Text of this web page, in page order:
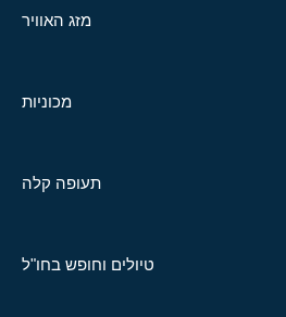
מזג האוויר
מכוניות
תעופה קלה
טיולים וחופש בחו"ל